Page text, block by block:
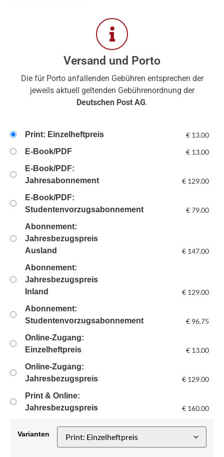
Versand und Porto
Die für Porto anfallenden Gebühren entsprechen der
jeweils aktuell geltenden Gebührenordnung der
Deutschen Post AG.
Print: Einzelheftpreis € 13.00
E-Book/PDF
€ 13.00
E-Book/PDF:
Jahresabonnement
€ 129.00
E-Book/PDF:
Studentenvorzugsabonnement
€79.00
Abonnement:
Jahresbezugspreis
Ausland
€ 147.00
Abonnement:
Jahresbezugspreis
Inland
€ 129.00
Abonnement:
Studentenvorzugsabonnement
€ 96.75
Online-Zugang:
Einzelheftpreis
€ 13.00
Online-Zugang:
Jahresbezugspreis
€ 129.00
Print & Online:
Jahresbezugspreis
€ 160.00
Varianten